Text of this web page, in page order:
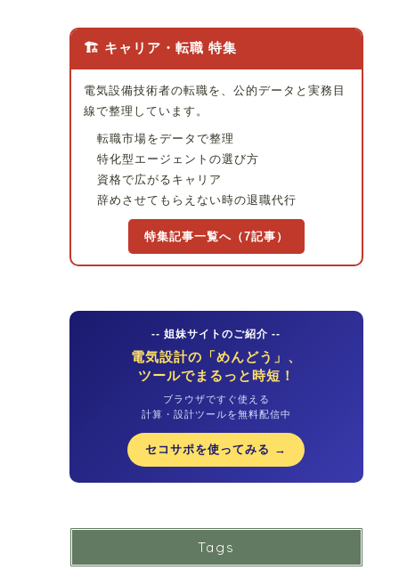
🏗 キャリア・転職 特集
電気設備技術者の転職を、公的データと実務目
線で整理しています。
転職市場をデータで整理
特化型エージェントの選び方
資格で広がるキャリア
辞めさせてもらえない時の退職代行
特集記事一覧へ（7記事）
-- 姐妹サイトのご紹介 --
電気設計の「めんどう」、
ツールでまるっと時短！
ブラウザですぐ使える
計算・設計ツールを無料配信中
セコサポを使ってみる →
Tags